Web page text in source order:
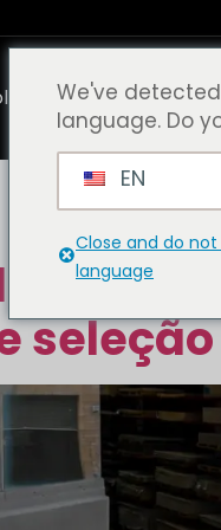
Pontos
Blogue
seleção
We've
language. Do
EN
Close and do
language